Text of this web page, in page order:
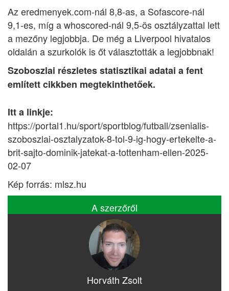
Az eredmenyek.com-nál 8,8-as, a Sofascore-nál
9,1-es, míg a whoscored-nál 9,5-ös osztályzattal lett
a mezőny legjobbja. De még a Liverpool hivatalos
oldalán a szurkolók is őt választották a legjobbnak!
Szoboszlai részletes statisztikai adatai a fent
említett cikkben megtekinthetőek.
Itt a linkje:
https://portal1.hu/sport/sportblog/futball/zsenialis-
szoboszlai-osztalyzatok-8-tol-9-ig-hogy-ertekelte-a-
brit-sajto-dominik-jatekat-a-tottenham-ellen-2025-
02-07
Kép forrás: mlsz.hu
A szerzőről
Horváth Zsolt